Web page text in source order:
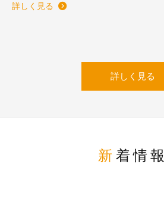
詳しく見る
詳しく見る
新着情報